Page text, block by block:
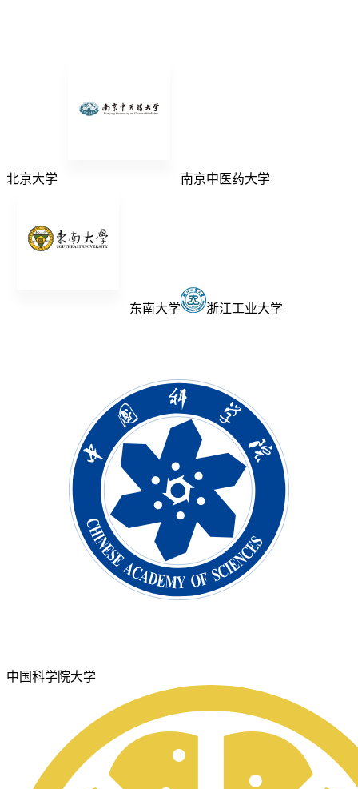
北京大学 南京中医药大学
东南大学 浙江工业大学
中国科学院大学